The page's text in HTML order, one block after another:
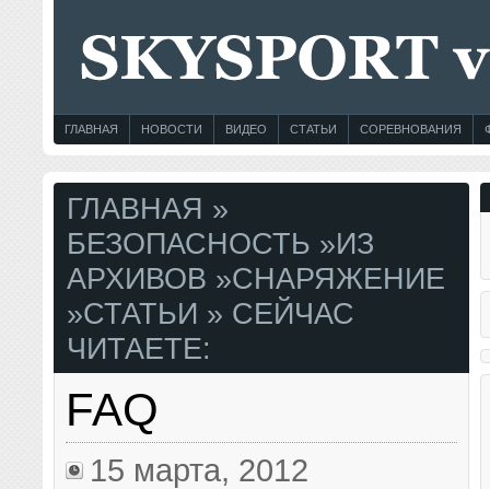
ГЛАВНАЯ НОВОСТИ ВИДЕО СТАТЬИ СОРЕВНОВАНИЯ
ГЛАВНАЯ »
БЕЗОПАСНОСТЬ »ИЗ
АРХИВОВ »СНАРЯЖЕНИЕ
»СТАТЬИ » СЕЙЧАС
ЧИТАЕТЕ:
FAQ
15 марта, 2012